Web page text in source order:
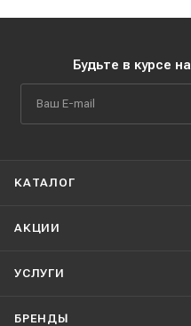
Будьте в курсе
КАТАЛОГ
АКЦИИ
УСЛУГИ
БРЕНДЫ